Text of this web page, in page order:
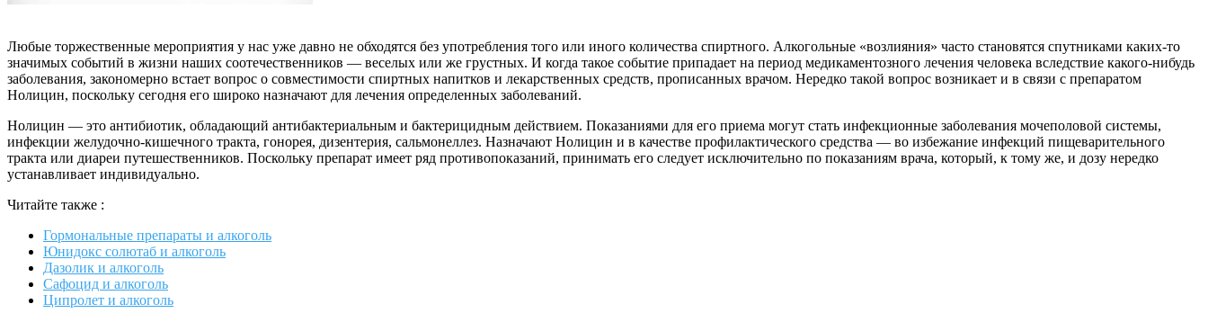
Любые торжественные мероприятия у нас уже давно не обходятся без употребления того или иного количества спиртного. Алкогольные «возлияния» часто становятся спутниками каких-то
значимых событий в жизни наших соотечественников — веселых или же грустных. И когда такое событие припадает на период медикаментозного лечения человека вследствие какого-нибудь
заболевания, закономерно встает вопрос о совместимости спиртных напитков и лекарственных средств, прописанных врачом. Нередко такой вопрос возникает и в связи с препаратом
Нолицин, поскольку сегодня его широко назначают для лечения определенных заболеваний.
Нолицин — это антибиотик, обладающий антибактериальным и бактерицидным действием. Показаниями для его приема могут стать инфекционные заболевания мочеполовой системы,
инфекции желудочно-кишечного тракта, гонорея, дизентерия, сальмонеллез. Назначают Нолицин и в качестве профилактического средства — во избежание инфекций пищеварительного
тракта или диареи путешественников. Поскольку препарат имеет ряд противопоказаний, принимать его следует исключительно по показаниям врача, который, к тому же, и дозу нередко
устанавливает индивидуально.
Читайте также :
Гормональные препараты и алкоголь
Юнидокс солютаб и алкоголь
Дазолик и алкоголь
Сафоцид и алкоголь
Ципролет и алкоголь